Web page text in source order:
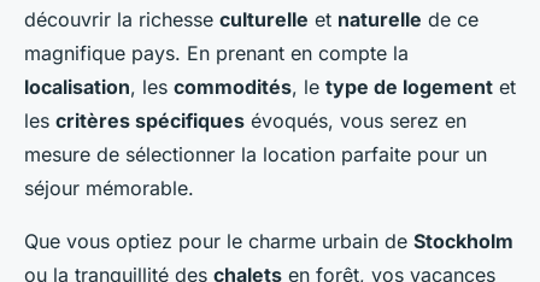
découvrir la richesse culturelle et naturelle de ce
magnifique pays. En prenant en compte la
localisation, les commodités, le type de logement et
les critères spécifiques évoqués, vous serez en
mesure de sélectionner la location parfaite pour un
séjour mémorable.
Que vous optiez pour le charme urbain de Stockholm
ou la tranquillité des chalets en forêt, vos vacances